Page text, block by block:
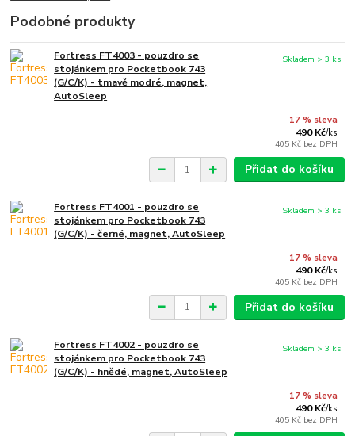
Podobné produkty
Fortress FT4003 - pouzdro se
stojánkem pro Pocketbook 743
(G/C/K) - tmavě modré, magnet,
AutoSleep
17 % sleva
490 Kč/ks
405 Kč bez DPH
Skladem > 3 ks
Přidat do košíku
Fortress FT4001 - pouzdro se
stojánkem pro Pocketbook 743
(G/C/K) - černé, magnet, AutoSleep
17 % sleva
490 Kč/ks
405 Kč bez DPH
Skladem > 3 ks
Přidat do košíku
Fortress FT4002 - pouzdro se
stojánkem pro Pocketbook 743
(G/C/K) - hnědé, magnet, AutoSleep
17 % sleva
490 Kč/ks
405 Kč bez DPH
Skladem > 3 ks